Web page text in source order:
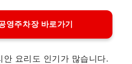
영주차장 바로가기
안 요리도 인기가 많습니다.